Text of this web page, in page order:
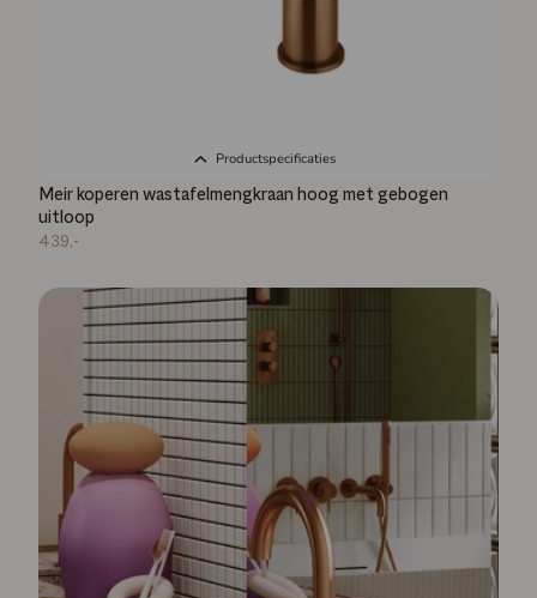
Productspecificaties
Meir koperen wastafelmengkraan hoog met gebogen
uitloop
439,-